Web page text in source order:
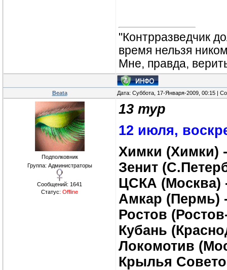
"Контрразведчик
время нельзя
Мне, правда,
Beata Дата: Суббота, 17-Января-2009, 00:15 |
Подполковник
Группа: Администраторы
Сообщений: 1641
Статус: Offline
13 тур
12 июля,
Химки (Химки)
Зенит
ЦСКА (Москва)
Амкар (Пермь)
Ростов
Кубань
Локомотив
Крылья